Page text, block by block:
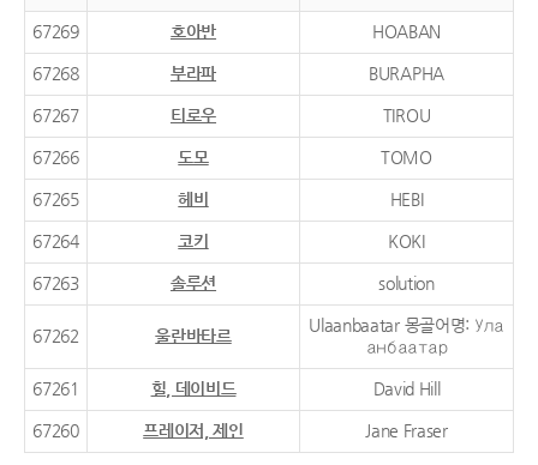
67269 호아반 HOABAN
67268 부라파 BURAPHA
67267 티로우 TIROU
67266 도모 TOMO
67265 헤비 HEBI
67264 코키 KOKI
67263 솔루션 solution
67262 울란바타르
Ulaanbaatar 몽골어명: Ула
анбаатар
67261 힐, 데이비드 David Hill
67260 프레이저, 제인 Jane Fraser